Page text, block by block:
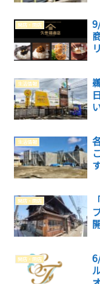
開店・閉店
生活情報
生活情報
開店・閉店
開店・閉店